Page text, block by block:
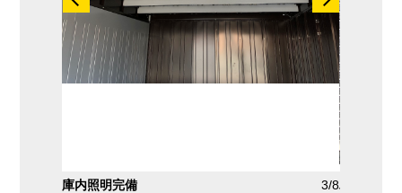
庫内照明完備 3/8バイク盗